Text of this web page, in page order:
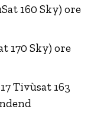
160 Sky) ore
170 Sky) ore
Tivùsat 163